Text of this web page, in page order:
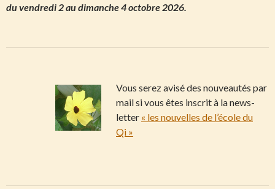
duvendredi 2 au dimanche 4 octobre 2026.
Vous serez avisé des nouveautés par
mail si vous êtes inscrit à la news-
letter « les nouvelles de l’école du
Qi »